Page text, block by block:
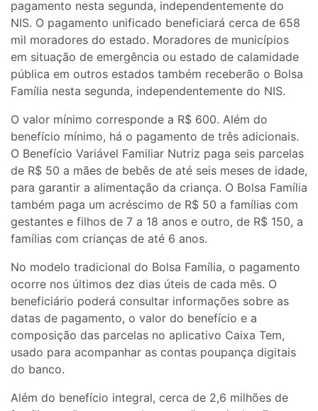
pagamento nesta segunda, independentemente do
NIS. O pagamento unificado beneficiará cerca de 658
mil moradores do estado. Moradores de municípios
em situação de emergência ou estado de calamidade
pública em outros estados também receberão o Bolsa
Família nesta segunda, independentemente do NIS.
O valor mínimo corresponde a R$ 600. Além do
benefício mínimo, há o pagamento de três adicionais.
O Benefício Variável Familiar Nutriz paga seis parcelas
de R$ 50 a mães de bebês de até seis meses de idade,
para garantir a alimentação da criança. O Bolsa Família
também paga um acréscimo de R$ 50 a famílias com
gestantes e filhos de 7 a 18 anos e outro, de R$ 150, a
famílias com crianças de até 6 anos.
No modelo tradicional do Bolsa Família, o pagamento
ocorre nos últimos dez dias úteis de cada mês. O
beneficiário poderá consultar informações sobre as
datas de pagamento, o valor do benefício e a
composição das parcelas no aplicativo Caixa Tem,
usado para acompanhar as contas poupança digitais
do banco.
Além do benefício integral, cerca de 2,6 milhões de